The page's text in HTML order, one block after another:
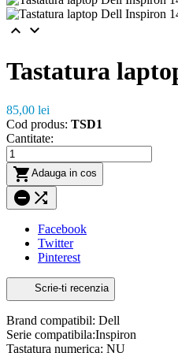
 
Tastatura
85,00 lei
Cod produs: TSD1
Cantitate:
 Adauga in cos
 
Facebook
Twitter
Pinterest
Scrie-ti recenzia
Brand compatibil: Dell
Serie compatibila:Inspiron
Tastatura numerica: NU